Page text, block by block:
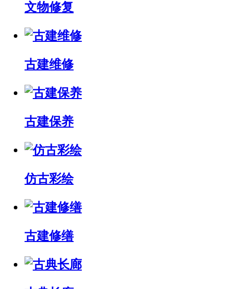
文物修复
古建维修
古建保养
仿古彩绘
古建修缮